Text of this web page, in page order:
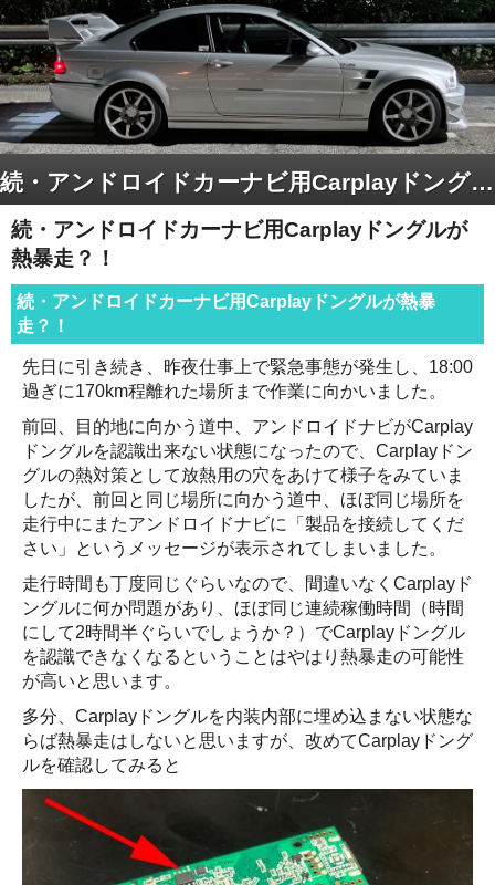
続・アンドロイドカーナビ用Carplayドングルが熱暴走？！
続・アンドロイドカーナビ用Carplayドングルが
熱暴走？！
続・アンドロイドカーナビ用Carplayドングルが熱暴
走？！
先日に引き続き、昨夜仕事上で緊急事態が発生し、18:00
過ぎに170km程離れた場所まで作業に向かいました。
前回、目的地に向かう道中、アンドロイドナビがCarplay
ドングルを認識出来ない状態になったので、Carplayドン
グルの熱対策として放熱用の穴をあけて様子をみていま
したが、前回と同じ場所に向かう道中、ほぼ同じ場所を
走行中にまたアンドロイドナビに「製品を接続してくだ
さい」というメッセージが表示されてしまいました。
走行時間も丁度同じぐらいなので、間違いなくCarplayド
ングルに何か問題があり、ほぼ同じ連続稼働時間（時間
にして2時間半ぐらいでしょうか？）でCarplayドングル
を認識できなくなるということはやはり熱暴走の可能性
が高いと思います。
多分、Carplayドングルを内装内部に埋め込まない状態な
らば熱暴走はしないと思いますが、改めてCarplayドング
ルを確認してみると